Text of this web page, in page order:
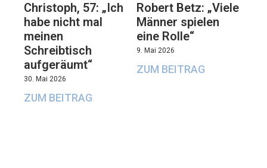
Christoph, 57: „Ich
habe nicht mal
meinen
Schreibtisch
aufgeräumt“
30. Mai 2026
ZUM BEITRAG
Robert Betz: „Viele
Männer spielen
eine Rolle“
9. Mai 2026
ZUM BEITRAG